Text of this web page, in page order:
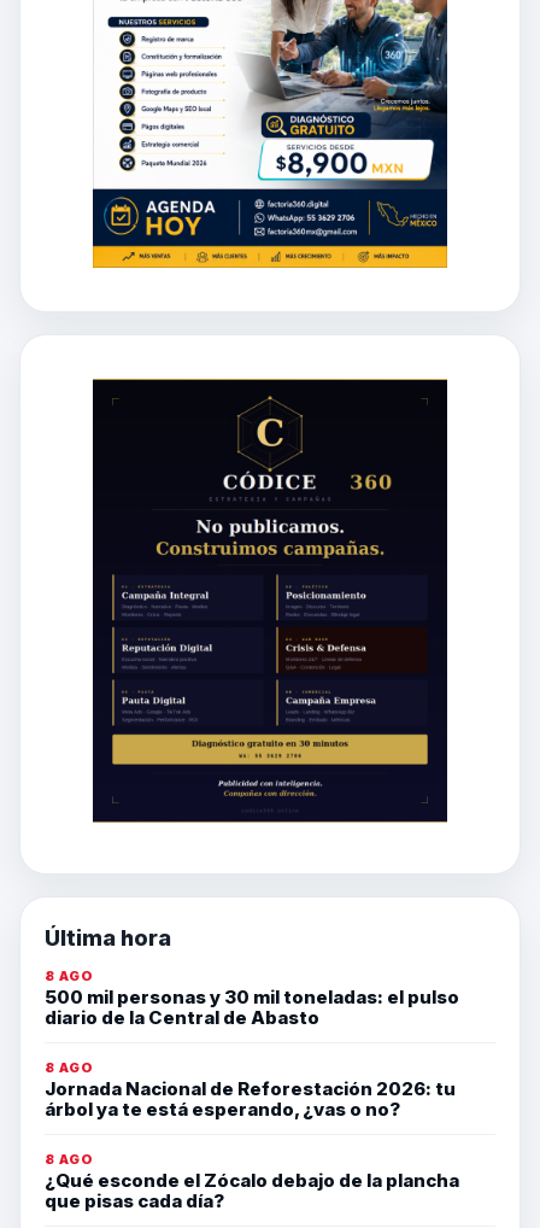
Última hora
8 AGO
500 mil personas y 30 mil toneladas: el pulso
diario de la Central de Abasto
8 AGO
Jornada Nacional de Reforestación 2026: tu
árbol ya te está esperando, ¿vas o no?
8 AGO
¿Qué esconde el Zócalo debajo de la plancha
que pisas cada día?